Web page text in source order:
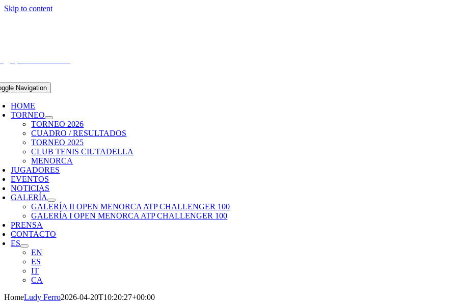
Skip to content
Navigation
HOME
TORNEO
TORNEO 2026
CUADRO / RESULTADOS
TORNEO 2025
CLUB TENIS CIUTADELLA
MENORCA
JUGADORES
EVENTOS
NOTICIAS
GALERÍA
GALERÍA II OPEN MENORCA ATP CHALLENGER 100
GALERÍA I OPEN MENORCA ATP CHALLENGER 100
PRENSA
CONTACTO
ES
EN
ES
IT
CA
HomeLudy Ferro2026-04-20T10:20:27+00:00